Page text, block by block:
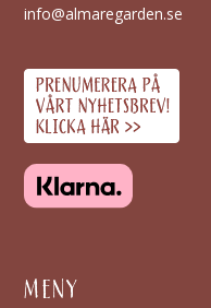
info@almaregarden.se
MENY